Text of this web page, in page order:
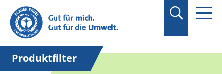
Suchbegriff in
Anführungszeichen
setzen.
Produktfilter